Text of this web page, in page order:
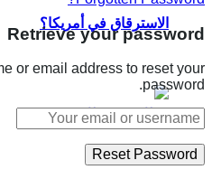
الاسترقاق في أمريكا؟
Retrieve your password
or email address to reset your
password.